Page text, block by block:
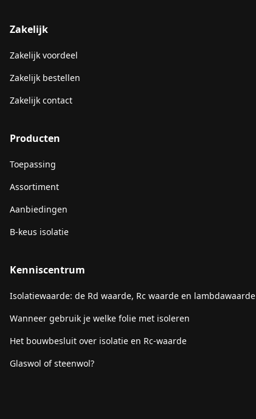
Zakelijk
Zakelijk voordeel
Zakelijk bestellen
Zakelijk contact
Producten
Toepassing
Assortiment
Aanbiedingen
B-keus isolatie
Kenniscentrum
Isolatiewaarde: de Rd waarde, Rc waarde en lambdawaarde
Wanneer gebruik je welke folie met isoleren
Het bouwbesluit over isolatie en Rc-waarde
Glaswol of steenwol?